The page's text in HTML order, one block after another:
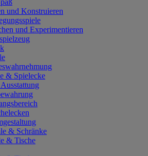
und Konstruieren
und Experimentieren
& Spielecke
& Schränke
& Tische